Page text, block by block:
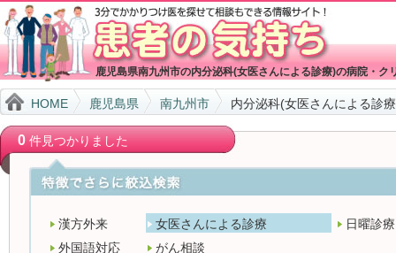
鹿児島県南九州市の内分泌科(女医さんによる診療)の病院・ク
HOME 鹿児島県 南九州市 内分泌科(女医さんによる診
0件見つかりました
漢方外来 女医さんによる診療
日曜診療
外国語対応
がん相談